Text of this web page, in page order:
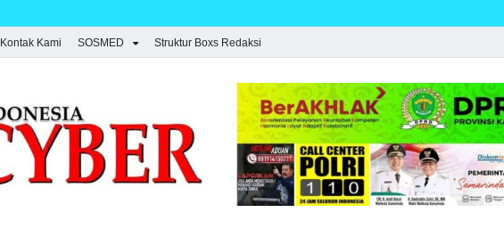
Kontak Kami SOSMED Struktur Boxs Redaksi